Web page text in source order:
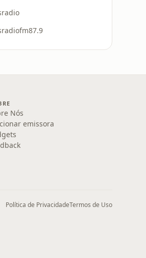
Nós
emissora
Política de PrivacidadeTermos de Uso